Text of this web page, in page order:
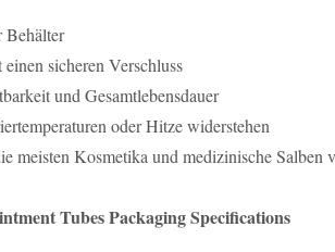
Behälter
sicheren Verschluss
und Gesamtlebensdauer
oder Hitze widerstehen
meisten Kosmetika und medizinische Salben
Tubes Packaging Specifications